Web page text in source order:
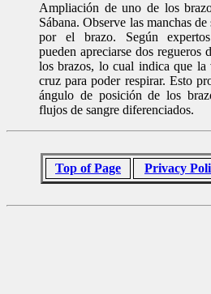
Ampliación de uno de los
Sábana. Observe las manchas
por el brazo. Según
pueden apreciarse dos regueros
los brazos, lo cual indica que la
cruz para poder respirar. Esto
ángulo de posición de los
flujos de sangre diferenciados.
Top of Page Privacy